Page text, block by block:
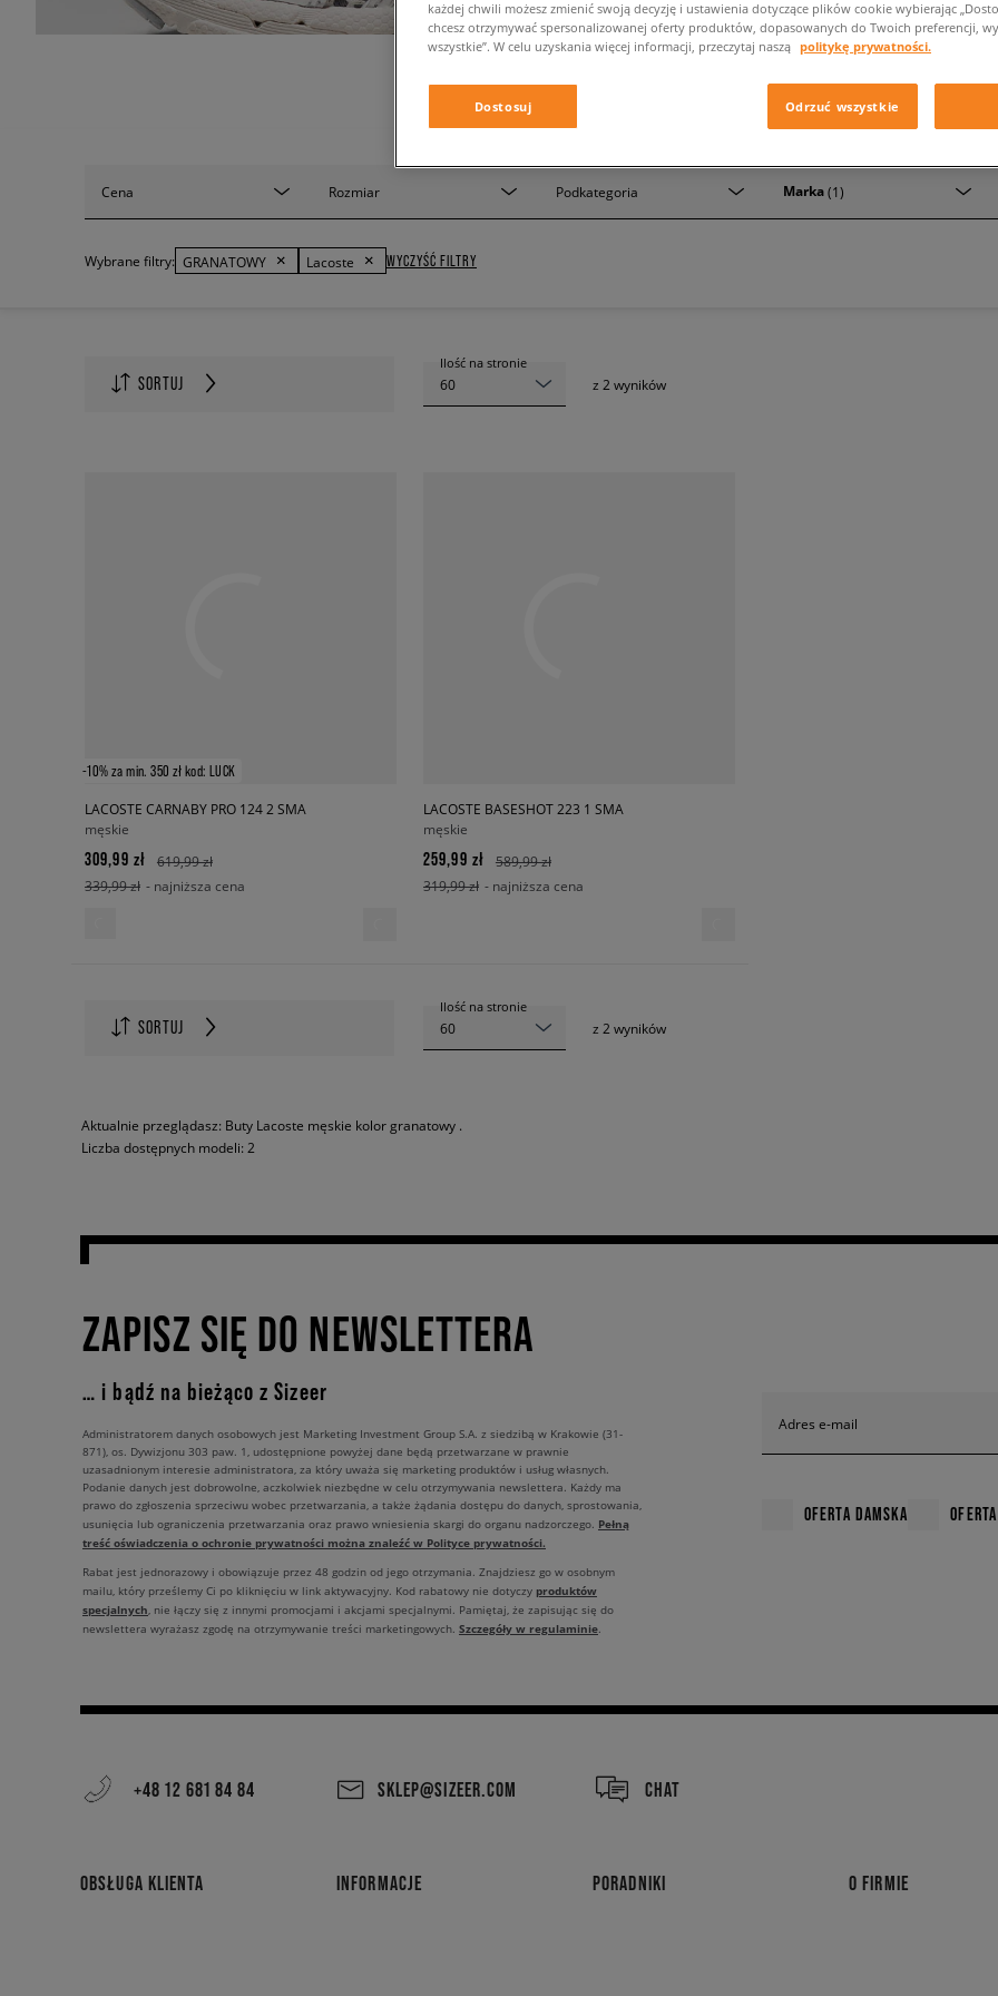
BUTY MĘSKIE LACOSTE KOLOR GRANATOWY
SORTUJ
Ilość na stronie
60 z 2 wyników
Cena Rozmiar Podkategoria Marka(1)
Wybrane filtry: GRANATOWY Lacoste WYCZYŚĆ FILTRY
-10% za min. 350 zł kod: LUCK
LACOSTE CARNABY PRO 124 2 SMA
męskie
309,99 zł
619,99 zł
339,99 zł - najniższa cena
LACOSTE BASESHOT 223 1 SMA
męskie
259,99 zł
589,99 zł
319,99 zł - najniższa cena
SORTUJ
Ilość na stronie
60 z 2 wyników
Aktualnie przeglądasz: Buty Lacoste męskie kolor granatowy .
Liczba dostępnych modeli: 2
ZAPISZ SIĘ DO NEWSLETTERA
… i bądź na bieżąco z Sizeer
Adres e-mail
OFERTA DAMSKA
Administratorem danych osobowych jest Marketing Investment Group S.A. z siedzibą w Krakowie (31-
871), os. Dywizjonu 303 paw. 1, udostępnione powyżej dane będą przetwarzane w prawnie
uzasadnionym interesie administratora, za który uważa się marketing produktów i usług własnych.
Podanie danych jest dobrowolne, aczkolwiek niezbędne w celu otrzymywania newslettera. Każdy ma
prawo do zgłoszenia sprzeciwu wobec przetwarzania, a także żądania dostępu do danych, sprostowania,
usunięcia lub ograniczenia przetwarzania oraz prawo wniesienia skargi do organu nadzorczego. Pełną
treść oświadczenia o ochronie prywatności można znaleźć w Polityce prywatności.
Rabat jest jednorazowy i obowiązuje przez 48 godzin od jego otrzymania. Znajdziesz go w osobnym
mailu, który prześlemy Ci po kliknięciu w link aktywacyjny. Kod rabatowy nie dotyczy produktów
specjalnych, nie łączy się z innymi promocjami i akcjami specjalnymi. Pamiętaj, że zapisując się do
newslettera wyrażasz zgodę na otrzymywanie treści marketingowych. Szczegóły w regulaminie.
+48 12 681 84 84 SKLEP@SIZEER.COM CHAT
OBSŁUGA KLIENTA INFORMACJE PORADNIKI O FIRMIE
każdej chwili możesz zmienić swoją decyzję i ustawienia dotyczące plików cookie wybierając
chcesz otrzymywać spersonalizowanej oferty produktów, dopasowanych do Twoich preferencji,
wszystkie”. W celu uzyskania więcej informacji, przeczytaj naszą politykę prywatności.
Dostosuj Odrzuć wszystkie